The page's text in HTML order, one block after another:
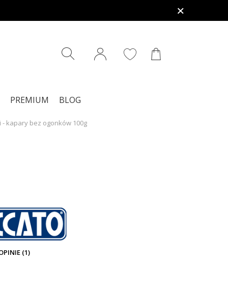
PREMIUM BLOG
- kapary bez ogonków 100g
(1)